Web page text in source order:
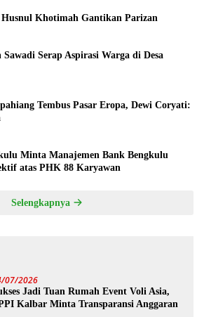
Khotimah Gantikan Parizan
Sawadi Serap Aspirasi Warga di Desa
Tembus Pasar Eropa, Dewi Coryati:
Minta Manajemen Bank Bengkulu
atas PHK 88 Karyawan
Selengkapnya
07/2026
Jadi Tuan Rumah Event Voli Asia,
Kalbar Minta Transparansi Anggaran